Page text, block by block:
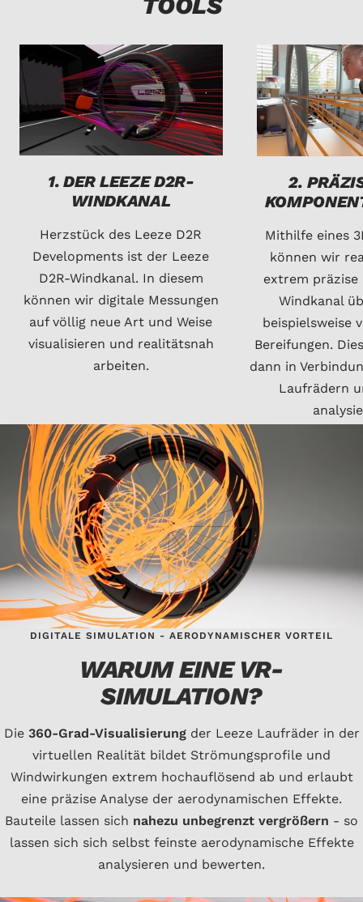
1. DER LEEZE D2R-
WINDKANAL
Herzstück des Leeze D2R
Developments ist der Leeze
D2R-Windkanal. In diesem
können wir digitale Messungen
auf völlig neue Art und Weise
visualisieren und realitätsnah
arbeiten.
2.
Mithilfe eines
können wir
extrem präzise
Windkanal
beispielsweise
Bereifungen.
dann in
Laufrädern
DIGITALE SIMULATION - AERODYNAMISCHER VORTEIL
WARUM EINE VR-
SIMULATION?
Die 360-Grad-Visualisierungder Leeze Laufräder in der
virtuellen Realität bildet Strömungsprofile und
Windwirkungen extrem hochauflösend ab und erlaubt
eine präzise Analyse der aerodynamischen Effekte.
Bauteile lassen sich nahezu unbegrenzt vergrößern - so
lassen sich sich selbst feinste aerodynamische Effekte
analysieren und bewerten.